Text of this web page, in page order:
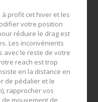
profit cet hiver et les
votre position
réduire le drag est
Les inconvénients
avec le reste de votre
reach est trop
en la distance en
de pédalier et le
rapprocher vos